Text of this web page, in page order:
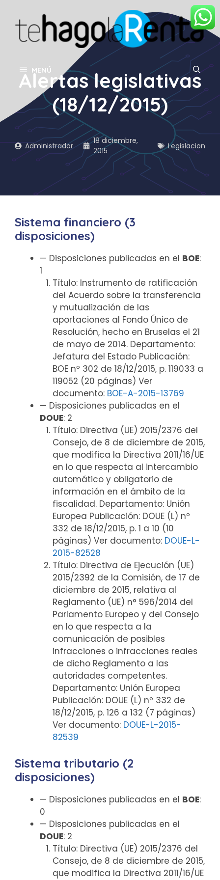
contenido
MENÚ
Alertas legislativas
(18/12/2015)
Administrador
18 diciembre,
2015
Legislacion
Sistema financiero (3
disposiciones)
— Disposiciones publicadas en el BOE:
1
Título: Instrumento de ratificación
del Acuerdo sobre la transferencia
y mutualización de las
aportaciones al Fondo Único de
Resolución, hecho en Bruselas el 21
de mayo de 2014. Departamento:
Jefatura del Estado Publicación:
BOE nº 302 de 18/12/2015, p. 119033 a
119052 (20 páginas) Ver
documento: BOE-A-2015-13769
— Disposiciones publicadas en el
DOUE: 2
Título: Directiva (UE) 2015/2376 del
Consejo, de 8 de diciembre de 2015,
que modifica la Directiva 2011/16/UE
en lo que respecta al intercambio
automático y obligatorio de
información en el ámbito de la
fiscalidad. Departamento: Unión
Europea Publicación: DOUE (L) nº
332 de 18/12/2015, p. 1 a 10 (10
páginas) Ver documento: DOUE-L-
2015-82528
Título: Directiva de Ejecución (UE)
2015/2392 de la Comisión, de 17 de
diciembre de 2015, relativa al
Reglamento (UE) n° 596/2014 del
Parlamento Europeo y del Consejo
en lo que respecta a la
comunicación de posibles
infracciones o infracciones reales
de dicho Reglamento a las
autoridades competentes.
Departamento: Unión Europea
Publicación: DOUE (L) nº 332 de
18/12/2015, p. 126 a 132 (7 páginas)
Ver documento: DOUE-L-2015-
82539
Sistema tributario (2
disposiciones)
— Disposiciones publicadas en el BOE:
0
— Disposiciones publicadas en el
DOUE: 2
Título: Directiva (UE) 2015/2376 del
Consejo, de 8 de diciembre de 2015,
que modifica la Directiva 2011/16/UE